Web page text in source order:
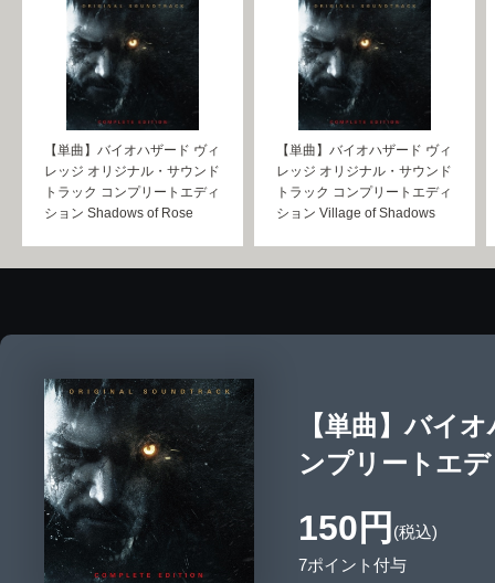
【単曲】バイオハザード ヴィ
レッジ オリジナル・サウンド
トラック コンプリートエディ
ション Shadows of Rose
【単曲】バイオハザード ヴィ
レッジ オリジナル・サウンド
トラック コンプリートエディ
ション Village of Shadows
【単曲】バイ
ンプリートエ
150円 (税込)
7ポイント付与